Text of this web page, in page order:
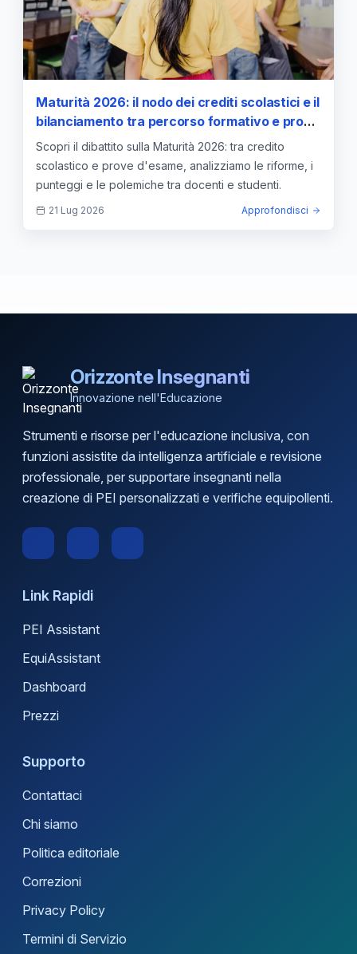
Maturità 2026: il nodo dei crediti scolastici e il
bilanciamento tra percorso formativo e prove
d'esame
Scopri il dibattito sulla Maturità 2026: tra credito
scolastico e prove d'esame, analizziamo le riforme, i
punteggi e le polemiche tra docenti e studenti.
21 Lug 2026 Approfondisci
Orizzonte Insegnanti
Innovazione nell'Educazione
Strumenti e risorse per l'educazione inclusiva, con
funzioni assistite da intelligenza artificiale e revisione
professionale, per supportare insegnanti nella
creazione di PEI personalizzati e verifiche equipollenti.
Link Rapidi
PEI Assistant
EquiAssistant
Dashboard
Prezzi
Supporto
Contattaci
Chi siamo
Politica editoriale
Correzioni
Privacy Policy
Termini di Servizio